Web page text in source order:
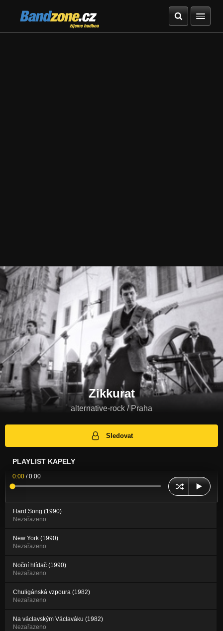
Bandzone.cz
žijeme hudbou
Zikkurat
alternative-rock / Praha
Sledovat
PLAYLIST KAPELY
0:00 /0:00
Hard Song (1990)
Nezařazeno
New York (1990)
Nezařazeno
Noční hlídač (1990)
Nezařazeno
Chuligánská vzpoura (1982)
Nezařazeno
Na václavským Václaváku (1982)
Nezařazeno